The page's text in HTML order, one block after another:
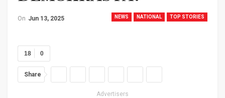
NEWS NATIONAL TOP STORIES
On Jun 13, 2025
0
18
Share
Advertisers